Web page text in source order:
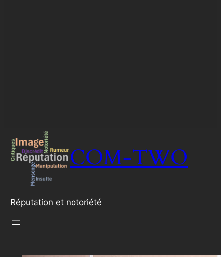
COM-TWO
Réputation et notoriété